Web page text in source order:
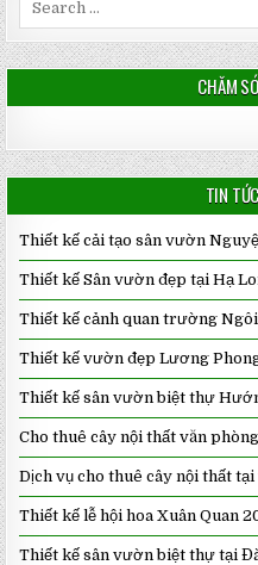
CHĂM
TIN
Thiết kế cải tạo sân vườn
Thiết kế Sân vườn đẹp tại Hạ
Thiết kế cảnh quan trường Ngôi
Thiết kế vườn đẹp Lương
Thiết kế sân vườn biệt thự
Cho thuê cây nội thất văn
Dịch vụ cho thuê cây nội thất
Thiết kế lễ hội hoa Xuân Quan
Thiết kế sân vườn biệt thự tại